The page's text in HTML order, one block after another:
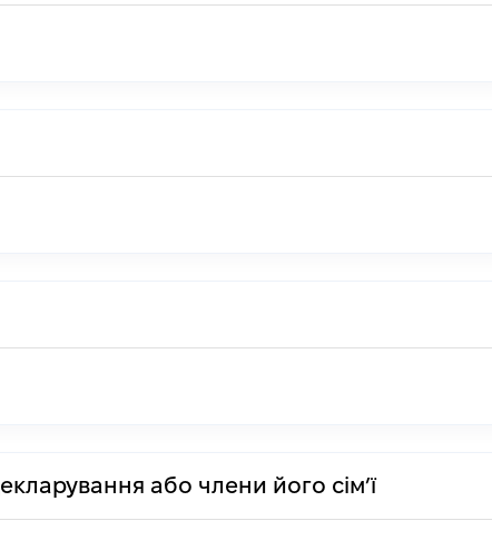
або члени його сім’ї